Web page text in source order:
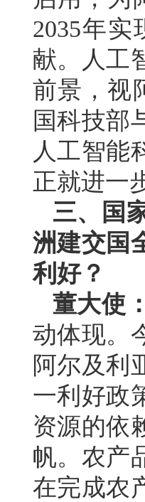
2035年
献。人工
前景，视
国科技部
人工智能
正就进一
三、国
洲建交国
利好？
董大使：
动体现。
阿尔及利
一利好政
资源的依
帆。农产
在完成农